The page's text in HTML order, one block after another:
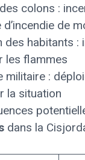
colons :
de
des habitants
les flammes
militaire :
la situation
dans la